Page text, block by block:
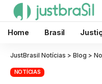
Home Brasil
JustBrasil Notícias > Blog >
NOTÍCIAS